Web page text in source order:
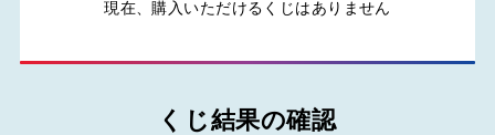
現在、購入いただけるくじはありません
くじ結果の確認